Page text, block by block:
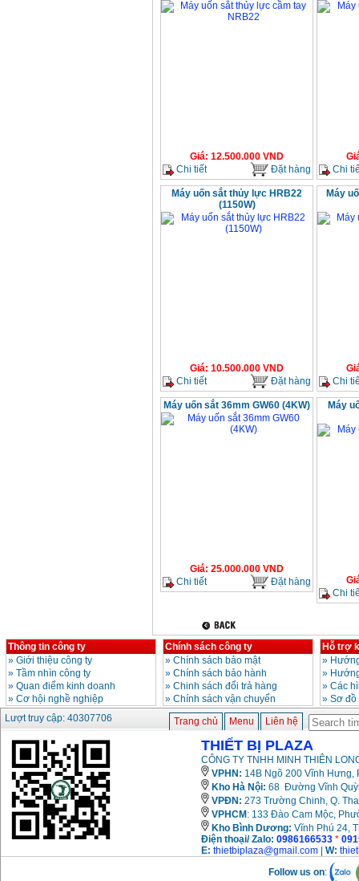
Giá: 12.500.000 VND
Chi tiết
Đặt hàng
Chi
Máy uốn sắt thủy lực HRB22
(1150W)
Giá: 10.500.000 VND
Chi tiết
Đặt hàng
Máy
Chi
Máy uốn sắt 36mm GW60 (4KW)
Giá: 25.000.000 VND
Chi tiết
Đặt hàng
Máy
Chi
Thông tin công ty
» Giới thiệu công ty
» Tầm nhìn công ty
» Quan điểm kinh doanh
» Cơ hội nghề nghiệp
Chính sách công ty
» Chính sách bảo mật
» Chính sách bảo hành
» Chinh sách đổi trả hàng
» Chính sách vận chuyển
Hỗ trợ
»
»
» Các
» Sơ
Lượt truy cập: 40307706
Trang chủ Menu Liên hệ
THIẾT BỊ PLAZA
CÔNG TY TNHH MINH THIÊN
VPHN: 14B Ngõ 200 Vĩnh Hưng,
Kho Hà Nội: 68 Đường Vĩnh
VPĐN: 273 Trường Chinh, Q.
VPHCM : 133 Đào Cam Mộc,
Kho Bình Dương: Vĩnh Phú 24,
Điện thoại/ Zalo: 0986166533 *
E: thietbiplaza@gmail.com W:
Follow us on: